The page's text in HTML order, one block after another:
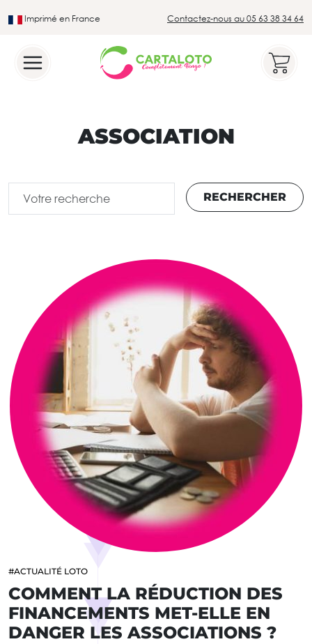
Imprimé en France Contactez-nous au 05 63 38 34 64
ASSOCIATION
RECHERCHER
#ACTUALITÉ LOTO
COMMENT LA RÉDUCTION DES
FINANCEMENTS MET-ELLE EN
DANGER LES ASSOCIATIONS ?